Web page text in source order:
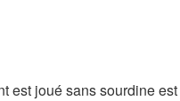
joué sans sourdine